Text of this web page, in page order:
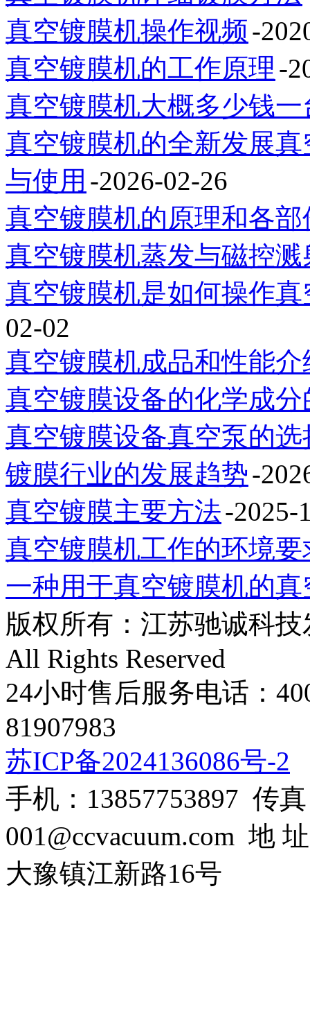
真空镀膜机操作视频-
真空镀膜机的工作原理 -
真空镀膜机大概多少钱一
真空镀膜机的全新发展
与使用 -2026-02-26
真空镀膜机的原理和各部
真空镀膜机蒸发与磁控
真空镀膜机是如何操作
02-02
真空镀膜机成品和性能介
真空镀膜设备的化学成分
真空镀膜设备真空泵的选
镀膜行业的发展趋势-
真空镀膜主要方法-2025-
真空镀膜机工作的环境要
一种用于真空镀膜机的
版权所有：江苏驰诚科
All Rights Reserved
24小时售后服务电话：
81907983
苏ICP备2024136086号-2
手机：13857753897 传
001@ccvacuum.com 地
大豫镇江新路16号